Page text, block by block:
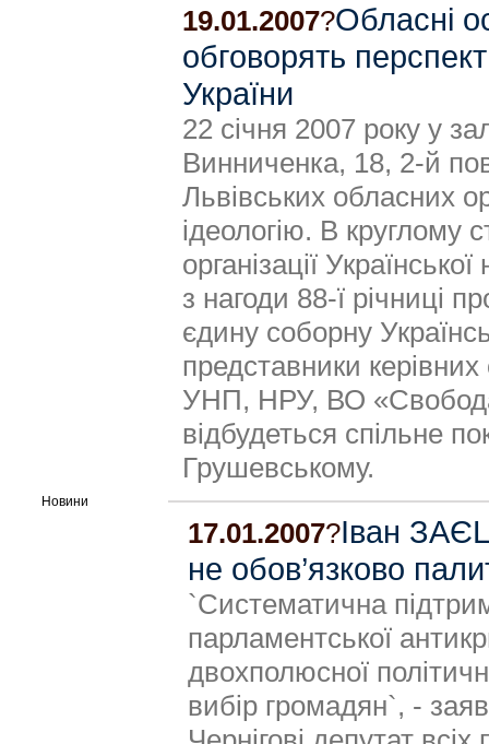
19.01.2007?Обласні
обговорять
України
22 січня 2007 року у
Винниченка, 18, 2-й
Львівських обласних
ідеологію. В круглому
організації
з нагоди 88-ї річниці
єдину соборну
представники керівних
УНП, НРУ, ВО
відбудеться спільне
Грушевському.
Новини
17.01.2007?Іван
не обов’язково
`Систематична
парламентської
двохполюсної
вибір громадян`, -